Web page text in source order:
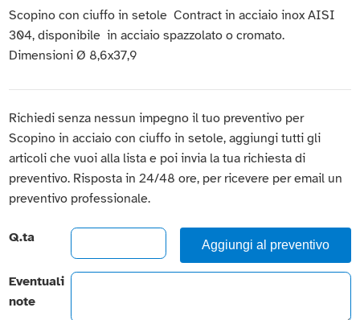
Scopino con ciuffo in setole Contract in acciaio inox AISI
304, disponibile in acciaio spazzolato o cromato.
Dimensioni Ø 8,6x37,9
Richiedi senza nessun impegno il tuo preventivo per
Scopino in acciaio con ciuffo in setole, aggiungi tutti gli
articoli che vuoi alla lista e poi invia la tua richiesta di
preventivo. Risposta in 24/48 ore, per ricevere per email un
preventivo professionale.
Q.ta Aggiungi al preventivo
Eventuali
note